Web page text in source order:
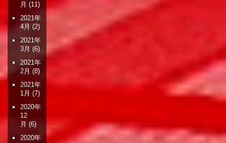
月 (11)
2021年
4月 (2)
2021年
3月 (6)
2021年
2月 (8)
2021年
1月 (7)
2020年
12
月 (6)
2020年